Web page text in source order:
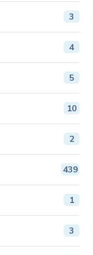
3
4
5
10
2
439
1
3